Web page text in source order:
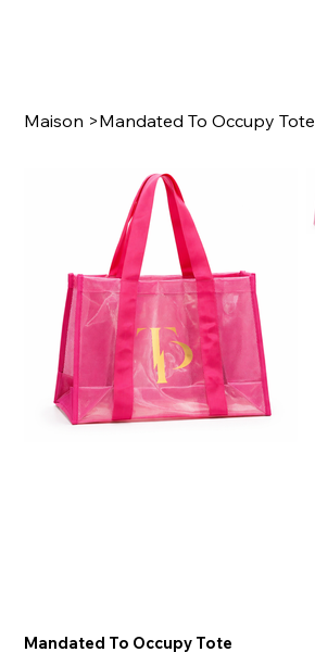
Maison >Mandated To Occupy Tote
Mandated To Occupy Tote